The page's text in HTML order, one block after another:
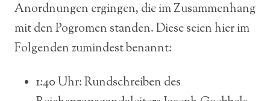
Anordnungen ergingen, die im Zusammenhang
mit den Pogromen standen. Diese seien hier im
Folgenden zumindest benannt:
1:40 Uhr: Rundschreiben des